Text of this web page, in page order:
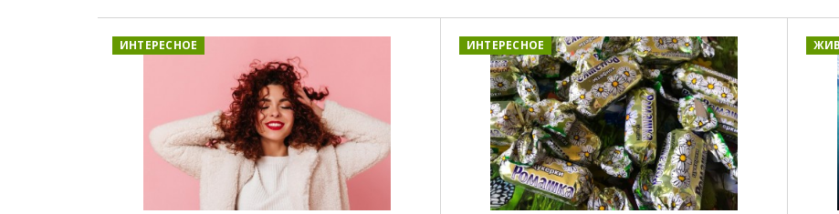
ИНТЕРЕСНОЕ ИНТЕРЕСНОЕ